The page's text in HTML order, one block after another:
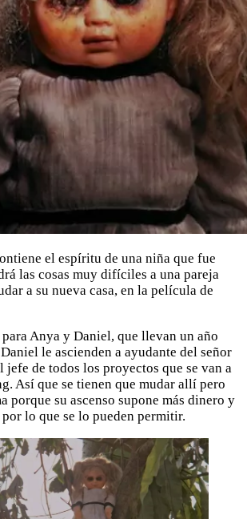
el espíritu de una niña que fue
las cosas muy difíciles a una pareja
a su nueva casa, en la película de
Anya y Daniel, que llevan un año
le ascienden a ayudante del señor
jefe de todos los proyectos que se van a
Así que se tienen que mudar allí pero
porque su ascenso supone más dinero y
por lo que se lo pueden permitir.